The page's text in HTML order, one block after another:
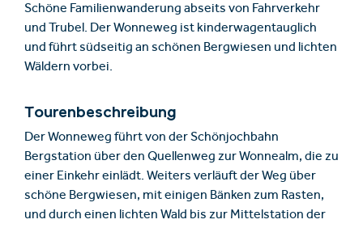
Deutsch
+43/5476/6239
info@serfaus-fiss-ladis.at
Schöne Familienwanderung abseits von Fahrverkehr
und Trubel. Der Wonneweg ist kinderwagentauglich
und führt südseitig an schönen Bergwiesen und lichten
Wäldern vorbei.
Tourenbeschreibung
Der Wonneweg führt von der Schönjochbahn
Bergstation über den Quellenweg zur Wonnealm, die zu
einer Einkehr einlädt. Weiters verläuft der Weg über
schöne Bergwiesen, mit einigen Bänken zum Rasten,
und durch einen lichten Wald bis zur Mittelstation der